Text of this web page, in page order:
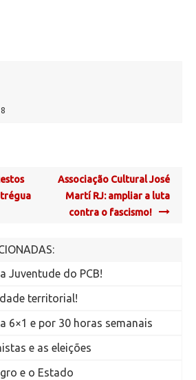
Associação Cultural José
Martí RJ: ampliar a luta
contra o fascismo!
Juventude do PCB!
territorial!
6×1 e por 30 horas semanais
e as eleições
e o Estado